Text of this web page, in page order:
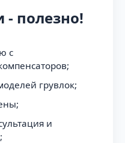
- полезно!
с
грувлок;
и